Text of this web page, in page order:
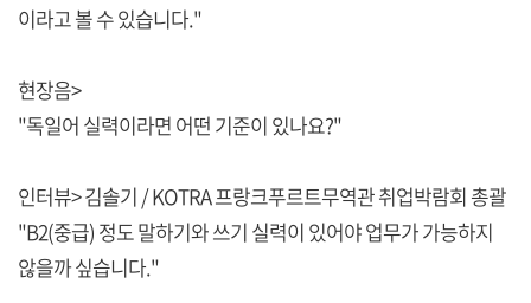
이라고 볼 수 있습니다."
현장음>
"독일어 실력이라면 어떤 기준이 있나요?"
인터뷰> 김솔기 / KOTRA 프랑크푸르트무역관 취업박람회 총괄
"B2(중급) 정도 말하기와 쓰기 실력이 있어야 업무가 가능하지
않을까 싶습니다."